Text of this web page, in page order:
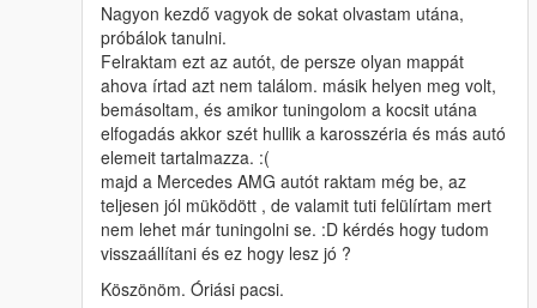
Nagyon kezdő vagyok de sokat olvastam utána,
próbálok tanulni.
Felraktam ezt az autót, de persze olyan mappát
ahova írtad azt nem találom. másik helyen meg volt,
bemásoltam, és amikor tuningolom a kocsit utána
elfogadás akkor szét hullik a karosszéria és más autó
elemeit tartalmazza. :(
majd a Mercedes AMG autót raktam még be, az
teljesen jól müködött , de valamit tuti felülírtam mert
nem lehet már tuningolni se. :D kérdés hogy tudom
visszaállítani és ez hogy lesz jó ?
Köszönöm. Óriási pacsi.